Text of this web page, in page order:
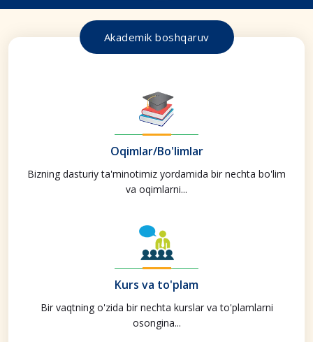
Akademik boshqaruv
Oqimlar/Bo'limlar
Bizning dasturiy ta'minotimiz yordamida bir nechta bo'lim
va oqimlarni...
Kurs va to'plam
Bir vaqtning o'zida bir nechta kurslar va to'plamlarni
osongina...